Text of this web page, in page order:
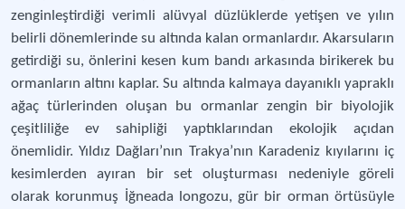
zenginleştirdiği verimli alüvyal düzlüklerde yetişen ve yılın
belirli dönemlerinde su altında kalan ormanlardır. Akarsuların
getirdiği su, önlerini kesen kum bandı arkasında birikerek bu
ormanların altını kaplar. Su altında kalmaya dayanıklı yapraklı
ağaç türlerinden oluşan bu ormanlar zengin bir biyolojik
çeşitliliğe ev sahipliği yaptıklarından ekolojik açıdan
önemlidir. Yıldız Dağları’nın Trakya’nın Karadeniz kıyılarını iç
kesimlerden ayıran bir set oluşturması nedeniyle göreli
olarak korunmuş İğneada longozu, gür bir orman örtüsüyle